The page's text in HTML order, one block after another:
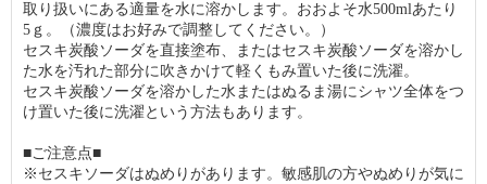
取り扱いにある適量を水に溶かします。おおよそ水500mlあたり
5ｇ。（濃度はお好みで調整してください。）
セスキ炭酸ソーダを直接塗布、またはセスキ炭酸ソーダを溶かし
た水を汚れた部分に吹きかけて軽くもみ置いた後に洗濯。
セスキ炭酸ソーダを溶かした水またはぬるま湯にシャツ全体をつ
け置いた後に洗濯という方法もあります。
■ご注意点■
※セスキソーダはぬめりがあります。敏感肌の方やぬめりが気に